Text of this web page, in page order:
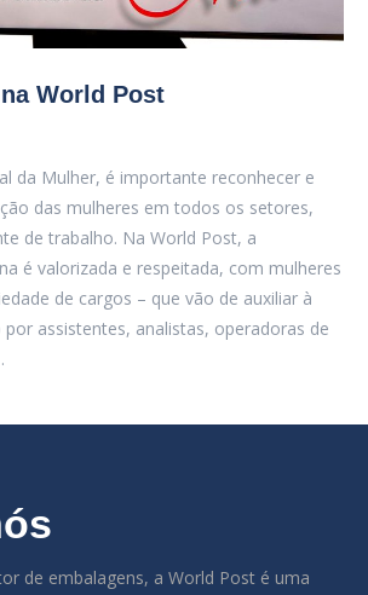
World Post
da Mulher, é importante reconhecer e
das mulheres em todos os setores,
de trabalho. Na World Post, a
é valorizada e respeitada, com mulheres
de cargos – que vão de auxiliar à
assistentes, analistas, operadoras de
de embalagens, a World Post é uma